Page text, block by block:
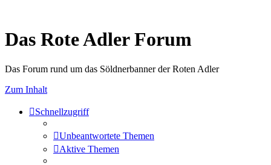
Das Rote Adler Forum
Das Forum rund um das Söldnerbanner der Roten Adler
Zum Inhalt
Schnellzugriff
Unbeantwortete Themen
Aktive Themen